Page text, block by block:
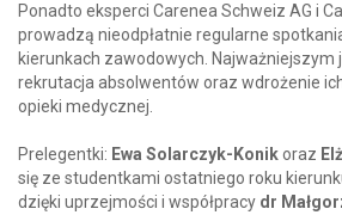
Ponadto eksperci Carenea Schweiz AG i
prowadzą nieodpłatnie regularne
kierunkach zawodowych.
rekrutacja absolwentów oraz wdrożenie
opieki medycznej.
Prelegentki: Ewa Solarczyk-Konikoraz
się ze studentkami ostatniego roku
dzięki uprzejmości i współpracy dr